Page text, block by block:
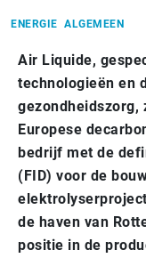
ENERGIE ALGEMEEN
Air Liquide,
technologieën en
gezondheidszorg,
Europese
bedrijf met de
(FID) voor de
de haven van
positie in de